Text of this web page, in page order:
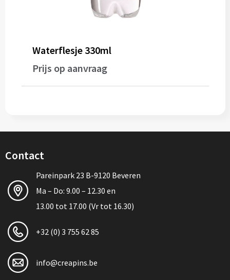
Bidons
Drinkbekers
Thermosbekers
Mokken & kopjes
Glazen
Lunchboxen
Snoep
Waterflesje 330ml
Prijs op aanvraag
Contact
Pareinpark 23 B-9120 Beveren
Ma – Do: 9.00 – 12.30 en
13.00 tot 17.00 (Vr tot 16.30)
+32 (0) 3 755 62 85
info@creapins.be